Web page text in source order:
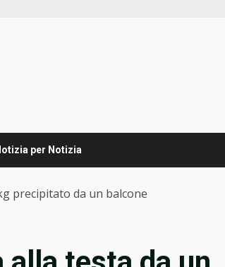
per Notizia
precipitato da un balcone